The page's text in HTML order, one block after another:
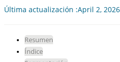
Última actualización :April 2,
Resumen
Índice